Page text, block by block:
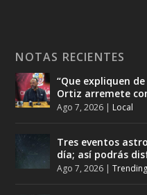
NOTAS RECIENTES
“Que expliquen
Ortiz arremete
Ago 7, 2026 | Local
Tres eventos
día; así podrás
Ago 7, 2026 |Trending